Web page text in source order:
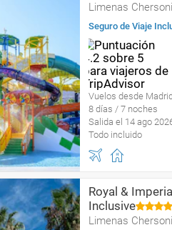
Limenas
Seguro de Viaje
Vuelos desde Madrid
8 días / 7 noches
Salida el 14 ago
Todo incluido
Royal &
Inclusive
Limenas